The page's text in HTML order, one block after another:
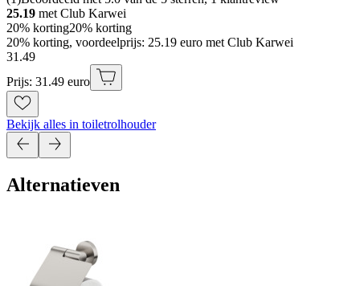
25.19 met Club Karwei
20% korting20% korting
20% korting, voordeelprijs: 25.19 euro met Club Karwei
31 .49
Prijs: 31.49 euro
Bekijk alles in toiletrolhouder
Alternatieven